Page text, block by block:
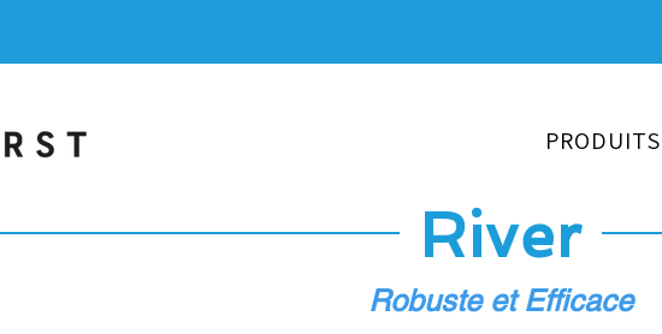
PRODUITS
River
Robuste et Efficace